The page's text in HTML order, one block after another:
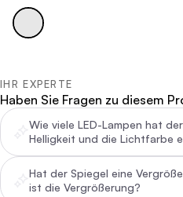
IHR EXPERTE
Haben Sie Fragen zu diesem
Wie viele LED-Lampen hat
Helligkeit und die Lichtfarbe
Hat der Spiegel eine
ist die Vergrößerung?